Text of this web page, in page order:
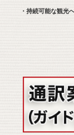
・持続可能な観光